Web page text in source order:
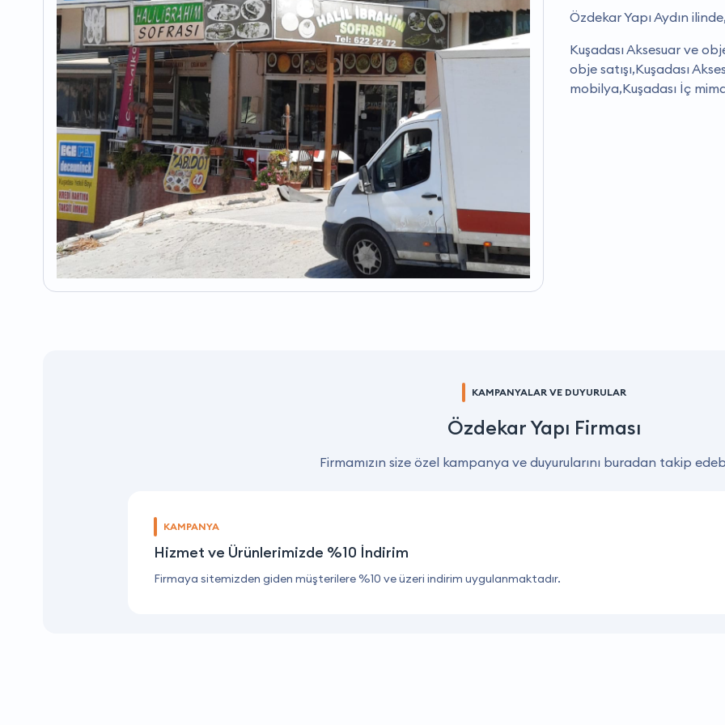
Özdekar Yapı Aydın
Kuşadası Aksesuar ve
obje satışı,Kuşadası
mobilya,Kuşadası İç
KAMPANYALAR VE DUYURULAR
Özdekar Yapı Firması
Firmamızın size özel kampanya ve duyurularını buradan takip
KAMPANYA
Hizmet ve Ürünlerimizde %10 İndirim
Firmaya sitemizden giden müşterilere %10 ve üzeri indirim uygulanmaktadır.